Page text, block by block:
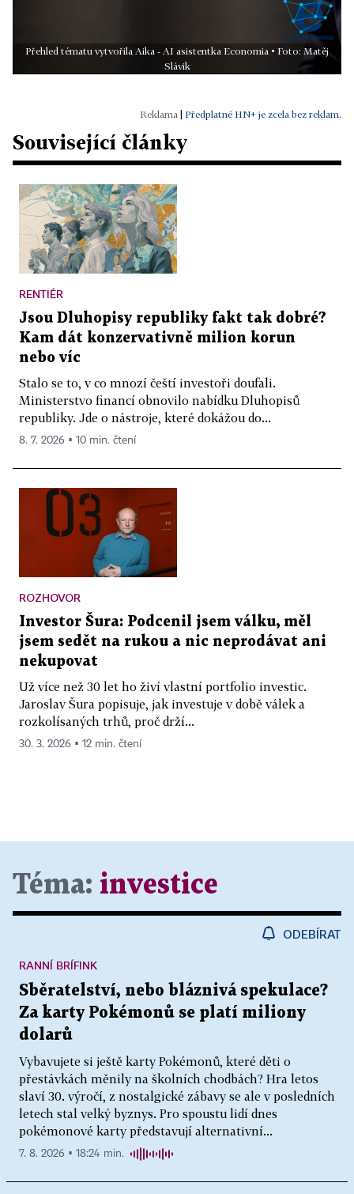
Přehled tématu vytvořila Aika - AI asistentka Economia • Foto: Matěj
Slávik
Předplatné HN+ je zcela bez reklam.
Související články
RENTIÉR
Jsou Dluhopisy republiky fakt tak dobré?
Kam dát konzervativně milion korun
nebo víc
Stalo se to, v co mnozí čeští investoři doufali.
Ministerstvo financí obnovilo nabídku Dluhopisů
republiky. Jde o nástroje, které dokážou do...
8. 7. 2026 ▪ 10 min. čtení
ROZHOVOR
Investor Šura: Podcenil jsem válku, měl
jsem sedět na rukou a nic neprodávat ani
nekupovat
Už více než 30 let ho živí vlastní portfolio investic.
Jaroslav Šura popisuje, jak investuje v době válek a
rozkolísaných trhů, proč drží...
30. 3. 2026 ▪ 12 min. čtení
Téma: investice
ODEBÍRAT
Sběratelství, nebo bláznivá spekulace?
Za karty Pokémonů se platí miliony
dolarů
Vybavujete si ještě karty Pokémonů, které děti o
přestávkách měnily na školních chodbách? Hra letos
slaví 30. výročí, z nostalgické zábavy se ale v posledních
letech stal velký byznys. Pro spoustu lidí dnes
pokémonové karty představují alternativní...
RANNÍ BRÍFINK
7. 8. 2026 ▪ 18:24 min.